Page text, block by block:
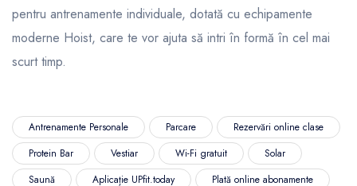
pentru antrenamente individuale, dotată cu echipamente
moderne Hoist, care te vor ajuta să intri în formă în cel mai
scurt timp.
Antrenamente Personale Parcare
Rezervări online clase
Protein Bar
Vestiar Wi-Fi gratuit
Solar
Saună
Aplicație UPfit.today
Plată online abonamente